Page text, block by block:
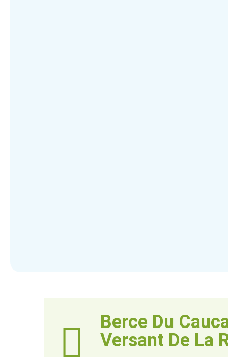
Berce Du
Versant De La